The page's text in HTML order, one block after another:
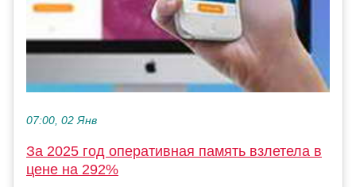
07:00, 02 Янв
За 2025 год оперативная память взлетела в
цене на 292%